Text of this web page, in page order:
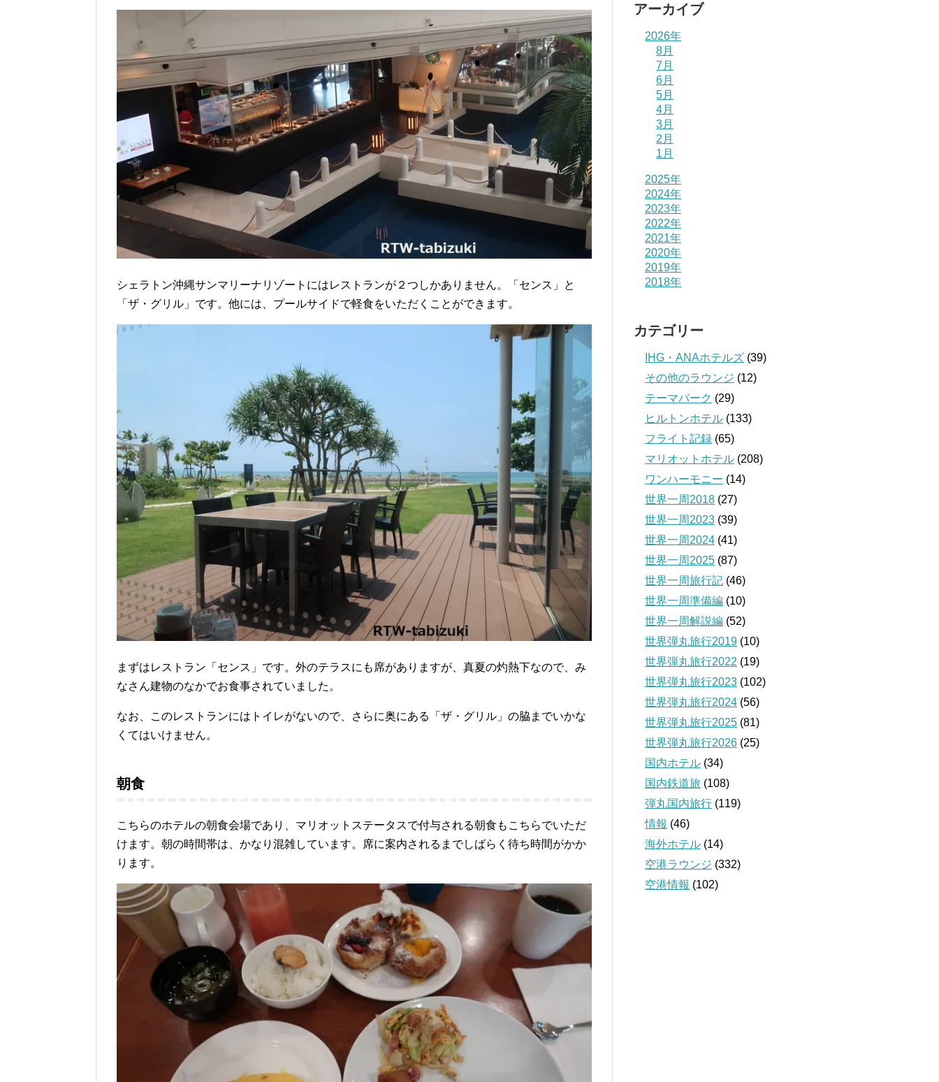
シェラトン沖縄サンマリーナリゾートにはレストランが２つしかありません。「センス」と
「ザ・グリル」です。他には、プールサイドで軽食をいただくことができます。
まずはレストラン「センス」です。外のテラスにも席がありますが、真夏の灼熱下なので、み
なさん建物のなかでお食事されていました。
なお、このレストランにはトイレがないので、さらに奥にある「ザ・グリル」の脇までいかな
くてはいけません。
朝食
こちらのホテルの朝食会場であり、マリオットステータスで付与される朝食もこちらでいただ
けます。朝の時間帯は、かなり混雑しています。席に案内されるまでしばらく待ち時間がかか
ります。
アーカイブ
2026年
8月
7月
6月
5月
4月
3月
2月
1月
2025年
2024年
2023年
2022年
2021年
2020年
2019年
2018年
カテゴリー
IHG・ANAホテルズ (39)
その他のラウンジ (12)
テーマパーク (29)
ヒルトンホテル (133)
フライト記録 (65)
マリオットホテル (208)
ワンハーモニー (14)
世界一周2018 (27)
世界一周2023 (39)
世界一周2024 (41)
世界一周2025 (87)
世界一周旅行記 (46)
世界一周準備編 (10)
世界一周解説編 (52)
世界弾丸旅行2019 (10)
世界弾丸旅行2022 (19)
世界弾丸旅行2023 (102)
世界弾丸旅行2024 (56)
世界弾丸旅行2025 (81)
世界弾丸旅行2026 (25)
国内ホテル (34)
国内鉄道旅 (108)
弾丸国内旅行 (119)
情報 (46)
海外ホテル (14)
空港ラウンジ (332)
空港情報 (102)